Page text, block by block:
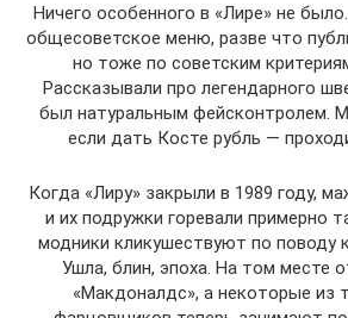
Ничего особенного в «Лире» не
общесоветское меню, разве что
но тоже по советским
Рассказывали про легендарного
был натуральным фейсконтролем.
если дать Косте рубль —
Когда «Лиру» закрыли в 1989 году,
и их подружки горевали примерно
модники кликушествуют по поводу
Ушла, блин, эпоха. На том месте
«Макдоналдс», а некоторые из